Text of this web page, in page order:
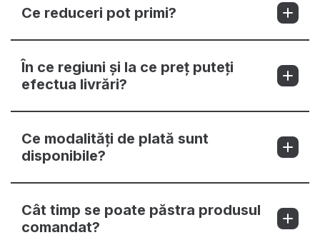
Ce reduceri pot primi?
În ce regiuni și la ce preț puteți
efectua livrări?
Ce modalități de plată sunt
disponibile?
Cât timp se poate păstra produsul
comandat?